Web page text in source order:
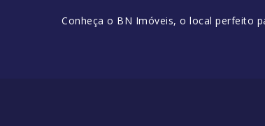
Conheça o BN Imóveis, o local perfeito